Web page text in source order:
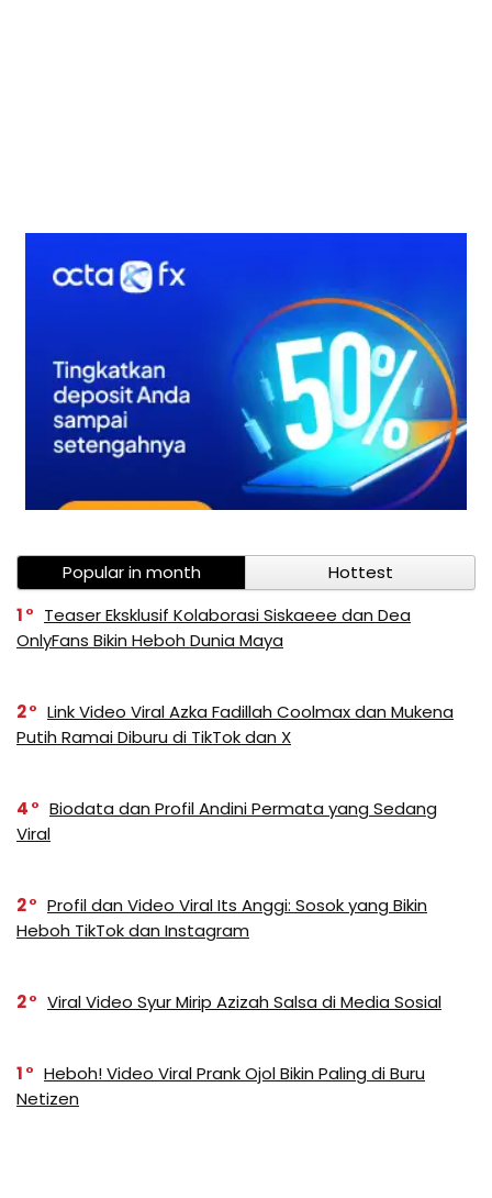
Popular in month
Hottest
1
Teaser Eksklusif Kolaborasi Siskaeee dan Dea
OnlyFans Bikin Heboh Dunia Maya
2
Link Video Viral Azka Fadillah Coolmax dan Mukena
Putih Ramai Diburu di TikTok dan X
4
Biodata dan Profil Andini Permata yang Sedang
Viral
2
Profil dan Video Viral Its Anggi: Sosok yang Bikin
Heboh TikTok dan Instagram
2 Viral Video Syur Mirip Azizah Salsa di Media Sosial
1
Heboh! Video Viral Prank Ojol Bikin Paling di Buru
Netizen